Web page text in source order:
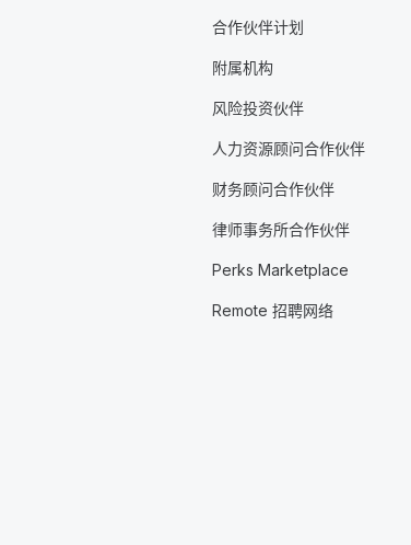
合作伙伴计划
附属机构
风险投资伙伴
人力资源顾问合作伙伴
财务顾问合作伙伴
律师事务所合作伙伴
Perks Marketplace
Remote 招聘网络